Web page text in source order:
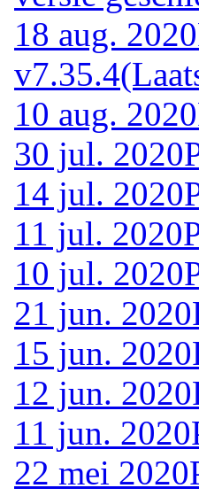
18 aug. 2020
v7.35.4
10 aug. 2020
30 jul. 2020
14 jul. 2020
11 jul. 2020
10 jul. 2020
21 jun. 2020
15 jun. 2020
12 jun. 2020
11 jun. 2020
22 mei 2020